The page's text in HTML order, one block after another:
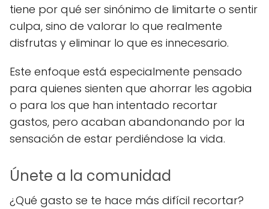
tiene por qué ser sinónimo de limitarte o sentir
culpa, sino de valorar lo que realmente
disfrutas y eliminar lo que es innecesario.
Este enfoque está especialmente pensado
para quienes sienten que ahorrar les agobia
o para los que han intentado recortar
gastos, pero acaban abandonando por la
sensación de estar perdiéndose la vida.
Únete a la comunidad
¿Qué gasto se te hace más difícil recortar?